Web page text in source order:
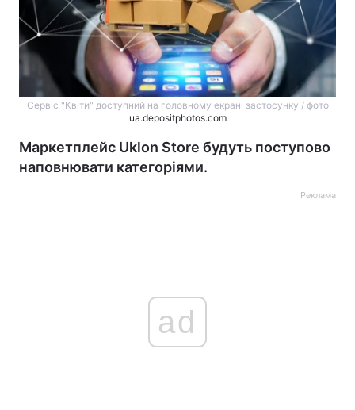
Сервіс "Квіти" доступний на головному екрані застосунку / фото
ua.depositphotos.com
Маркетплейс Uklon Store будуть поступово
наповнювати категоріями.
Реклама
ad